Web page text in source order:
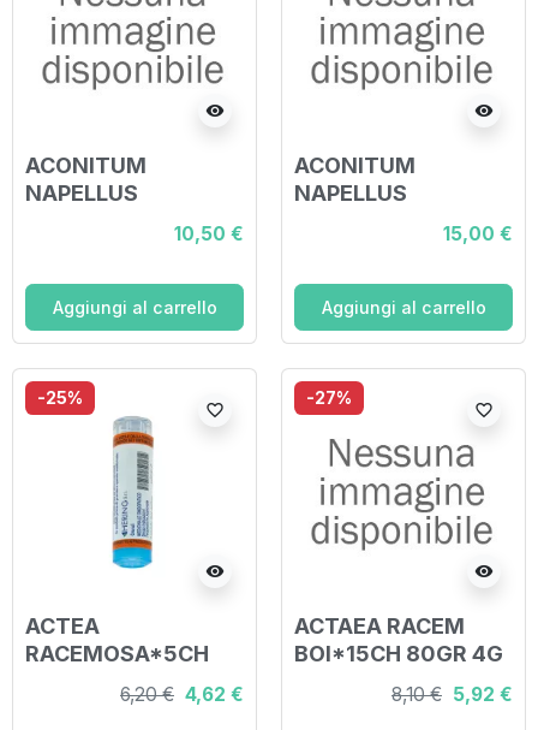
visibility
ACONITUM
NAPELLUS
DYN*30CH GR
10,50 €
Aggiungi al carrello
visibility
ACONITUM
NAPELLUS
DYN*200CH GR
15,00 €
Aggiungi al carrello
-25%
visibility
favorite_border
ACTEA
RACEMOSA*5CH
6,20 € 4,62 €
-27%
visibility
favorite_border
ACTAEA RACEM
BOI*15CH 80GR 4G
8,10 € 5,92 €